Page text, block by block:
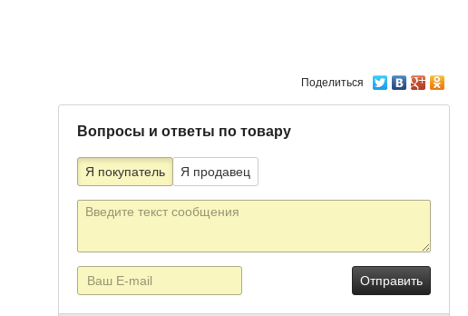
Поделиться
Вопросы и ответы по товару
Я покупатель Я продавец
Текст
E-
mail